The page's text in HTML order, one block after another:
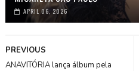
APRIL 06, 2026
PREVIOUS
ANAVITÓRIA lança álbum pela